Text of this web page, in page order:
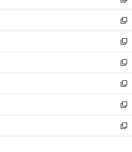
開
く
ウ
で
開
く
ン
ド
ウ
で
開
く
ウ
ィ
ン
ド
ウ
で
開
く
し
い
ウ
ィ
ン
ド
ウ
で
開
く
新
し
い
ウ
ィ
ン
ド
ウ
で
開
く
新
し
い
ウ
ィ
ン
ド
ウ
で
開
新
し
い
ウ
ィ
ン
ド
ウ
新
し
い
ウ
ィ
ン
新
し
い
ウ
新
し